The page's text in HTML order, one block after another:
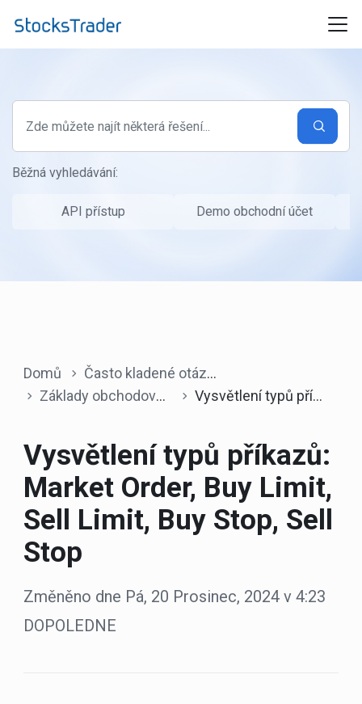
Běžná vyhledávání:
API přístup Demo obchodní účet
Domů
Často kladené otázky
Základy obchodování
Vysvětlení typů příkazů: Market Order, Buy Limit, Sell Limit, Buy Stop, Sell Stop
Vysvětlení typů příkazů:
Market Order, Buy Limit,
Sell Limit, Buy Stop, Sell
Stop
Změněno dne Pá, 20 Prosinec, 2024 v 4:23
DOPOLEDNE